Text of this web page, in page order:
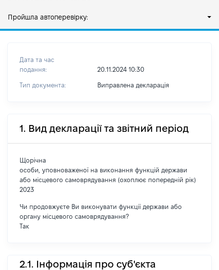
Пройшла автоперевірку:
Дата та час
подання:
20.11.2024 10:30
Тип документа: Виправлена декларація
1. Вид декларації та звітний період
Щорічна
особи, уповноваженої на виконання функцій держави
або місцевого самоврядування (охоплює попередній рік)
2023
Чи продовжуєте Ви виконувати функції держави або
органу місцевого самоврядування?
Так
2.1. Інформація про суб'єкта